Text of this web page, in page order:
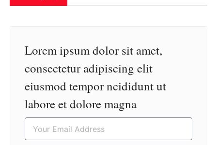
Lorem ipsum dolor sit amet,
consectetur adipiscing elit
eiusmod tempor ncididunt ut
labore et dolore magna